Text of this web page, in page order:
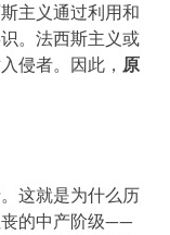
主义通过利用和
。法西斯主义或
侵者。因此， 原
这就是为什么历
丧的中产阶级——